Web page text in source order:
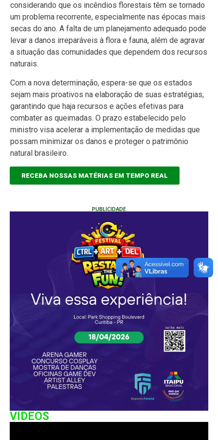
considerando que os incêndios florestais têm se tornado
um problema recorrente, especialmente nas épocas mais
secas do ano. A falta de um planejamento adequado pode
levar a danos irreparáveis à flora e fauna, além de agravar
a situação das comunidades que dependem dos recursos
naturais.
Com a nova determinação, espera-se que os estados
sejam mais proativos na elaboração de suas estratégias,
garantindo que haja recursos e ações efetivas para
combater as queimadas. O prazo estabelecido pelo
ministro visa acelerar a implementação de medidas que
possam minimizar os danos e proteger o patrimônio
natural brasileiro.
RECEBA NOSSAS MATÉRIAS EM TEMPO REAL
PUBLICIDADE
VIDEOS